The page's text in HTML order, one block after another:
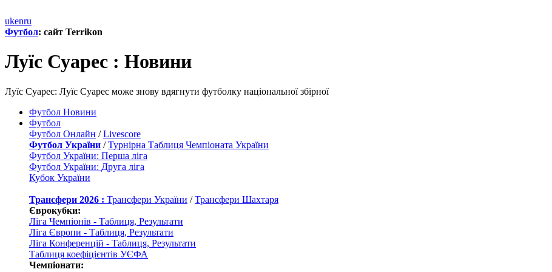
ukenru
Футбол: сайт Terrikon
Луїс Суарес : Новини
Луїс Суарес: Луїс Суарес може знову вдягнути футболку національної збірної
Футбол Новини
Футбол
Футбол Онлайн /Livescore
Футбол України /Турнірна Таблиця Чемпіоната України
Футбол України: Перша ліга
Футбол України: Друга ліга
Кубок України
Трансфери 2026 : Трансфери України /Трансфери Шахтаря
Єврокубки:
Ліга Чемпіонів - Таблиця, Результати
Ліга Європи - Таблиця, Результати
Ліга Конференцій - Таблиця, Результати
Таблиця коефіцієнтів УЄФА
Чемпіонати: